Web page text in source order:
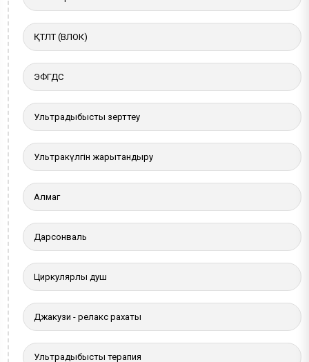
ҚТЛТ (ВЛОК)
ЭФГДС
Ультрадыбыстық зерттеу
Ультракүлгін жарықтандыру
Алмаг
Дарсонваль
Циркулярлы душ
Джакузи - релакс рахаты
Ультрадыбыстық терапия